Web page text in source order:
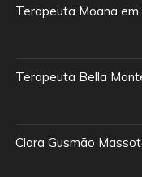
Terapeuta Moana em
Terapeuta Bella
Clara Gusmão